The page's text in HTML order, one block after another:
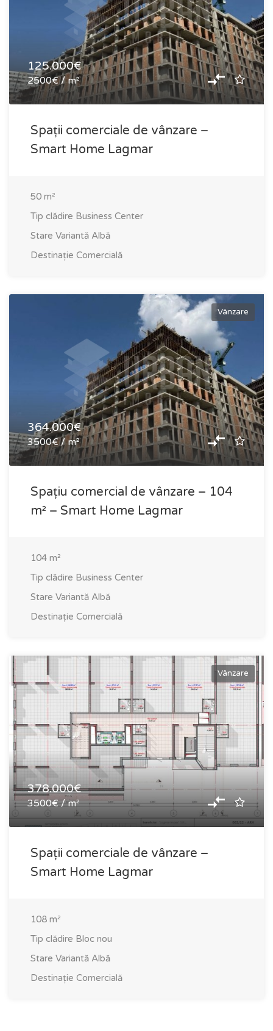
125.000€
2500€ / m²
Spații comerciale de vânzare –
Smart Home Lagmar
50 m²
Tip clădire Business Center
Stare Variantă Albă
Destinație Comercială
Vânzare
364.000€
3500€ / m²
Spațiu comercial de vânzare – 104
m² – Smart Home Lagmar
104 m²
Tip clădire Business Center
Stare Variantă Albă
Destinație Comercială
Vânzare
378.000€
3500€ / m²
Spații comerciale de vânzare –
Smart Home Lagmar
108 m²
Tip clădire Bloc nou
Stare Variantă Albă
Destinație Comercială